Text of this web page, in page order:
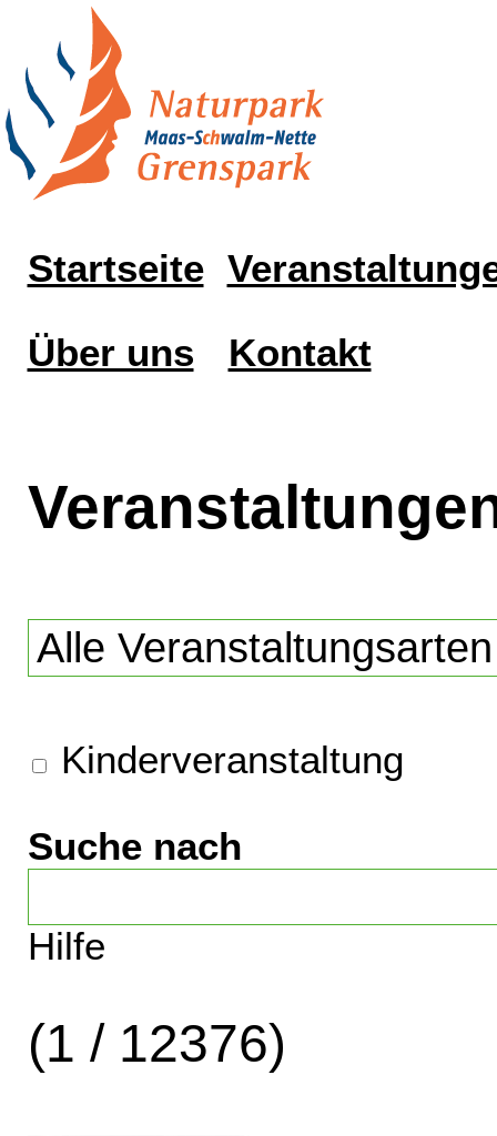
Startseite
Über uns
Kontakt
Kinderveranstaltung
Suche nach
Hilfe
(1 / 12376)